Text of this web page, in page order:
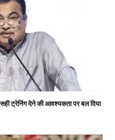
ट्रेनिंग देने की आवश्यकता पर बल दिया